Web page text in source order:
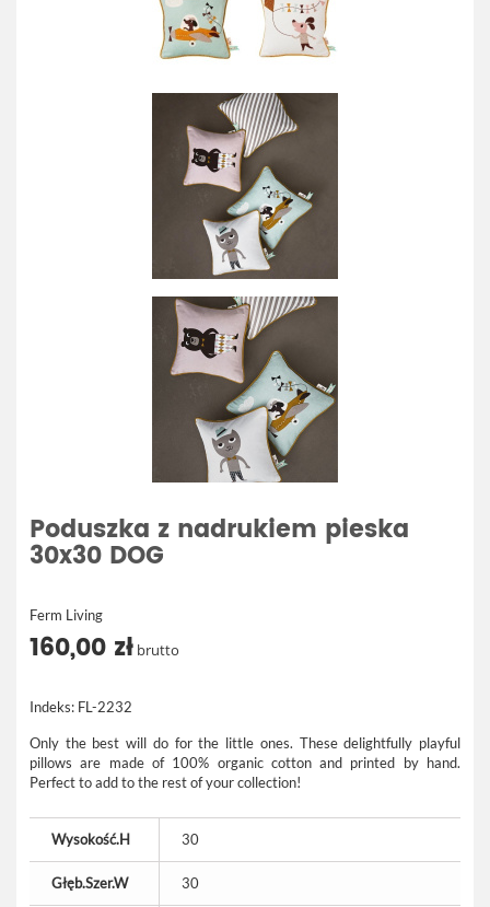
Poduszka z nadrukiem pieska
30x30 DOG
Ferm Living
160,00 zł brutto
Indeks: FL-2232
Only the best will do for the little ones. These delightfully playful
pillows are made of 100% organic cotton and printed by hand.
Perfect to add to the rest of your collection!
Wysokość.H 30
Głęb.Szer.W 30